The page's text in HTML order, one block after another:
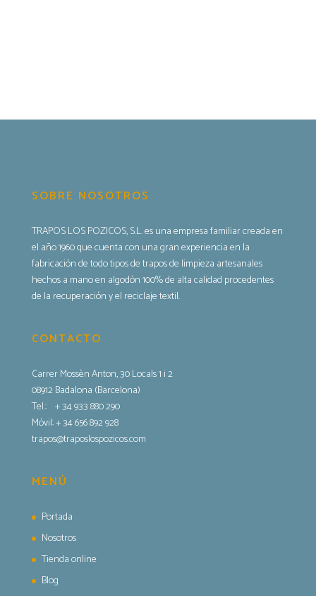
SOBRE NOSOTROS
TRAPOS LOS POZICOS, S.L. es una empresa familiar creada en
el año 1960 que cuenta con una gran experiencia en la
fabricación de todo tipos de trapos de limpieza artesanales
hechos a mano en algodón 100% de alta calidad procedentes
de la recuperación y el reciclaje textil.
CONTACTO
Carrer Mossèn Anton, 30 Locals 1 i 2
08912 Badalona (Barcelona)
Tel.: + 34 933 880 290
Móvil: + 34 656 892 928
trapos@traposlospozicos.com
MENÚ
Portada
Nosotros
Tienda online
Blog